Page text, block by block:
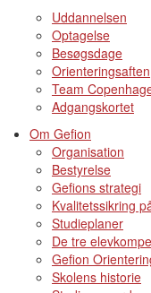
Uddannelsen
Optagelse
Besøgsdage
Orienteringsaften
Team
Adgangskortet
Om Gefion
Organisation
Bestyrelse
Gefions strategi
Kvalitetssikring
Studieplaner
De tre
Gefion
Skolens historie